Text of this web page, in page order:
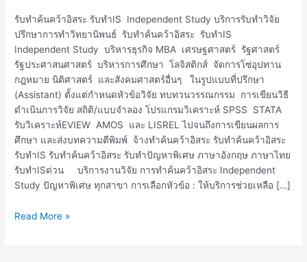
รับทำค้นคว้าอิสระ รับทำIS Independent Study บริการรับทำวิจัย
ปรึกษาการทำวิทยานิพนธ์ รับทำค้นคว้าอิสระ รับทำIS
Independent Study บริหารธุรกิจ MBA เศรษฐศาสตร์ รัฐศาสตร์
รัฐประศาสนศาสตร์ บริหารการศึกษา โลจิสติกส์ จัดการโซ่อุปทาน
กฎหมาย นิติศาสตร์ และสังคมศาสตร์อื่นๆ ในรูปแบบที่ปรึกษา
(Assistant) ตั้งแต่กำหนดหัวข้อวิจัย ทบทวนวรรณกรรม การเขียนวิธี
ดำเนินการวิจัย สถิติ/แบบจำลอง โปรแกรมวิเคราะห์ SPSS STATA
รับวิเคราะห์EVIEW AMOS และ LISREL ไปจนถึงการเขียนผลการ
ศึกษา และส่งบทความตีพิมพ์ จ้างทำค้นคว้าอิสระ รับทำค้นคว้าอิสระ
รับทำIS รับทำค้นคว้าอิสระ รับทำปัญหาพิเศษ ภาษาอังกฤษ ภาษาไทย
รับทำISด่วน บริการงานวิจัย การทำค้นคว้าอิสระ Independent
Study ปัญหาพิเศษ ทุกสาขา การเลือกหัวข้อ : ให้บริการช่วยเหลือ […]
อิสระ
รับ
ทำIS
Read More »